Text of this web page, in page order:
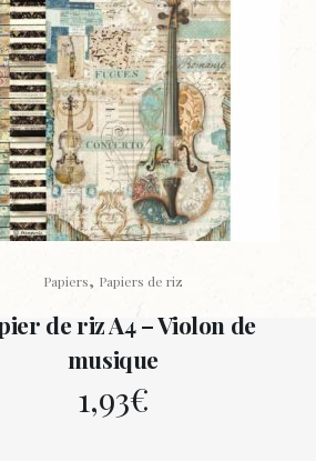
Papiers, Papiers de riz
de riz A4 – Violon de
musique
1,93€